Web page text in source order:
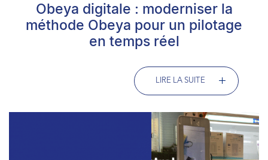
Obeya digitale : moderniser la
méthode Obeya pour un pilotage
en temps réel
LIRE LA SUITE